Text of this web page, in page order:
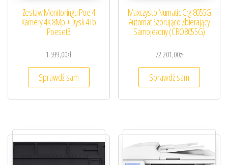
Zestaw Monitoringu Poe 4
Kamery 4K 8Mp + Dysk 4Tb
Poeset3
1 599,00zł
Sprawdź sam
Maxczysto Numatic Crg 8055G
Automat Szorująco Zbierający
Samojezdny (CRO8055G)
72 201,00zł
Sprawdź sam